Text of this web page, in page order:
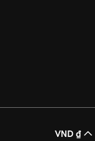
VND ₫